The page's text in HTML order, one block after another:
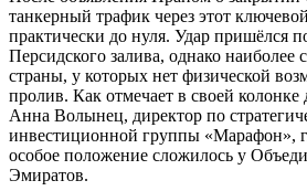
танкерный трафик через этот
практически до нуля. Удар пришёлся
Персидского залива, однако наиболее
страны, у которых нет физической
пролив. Как отмечает в своей колонке
Анна Волынец, директор по
инвестиционной группы «Марафон»,
особое положение сложилось у
Эмиратов.